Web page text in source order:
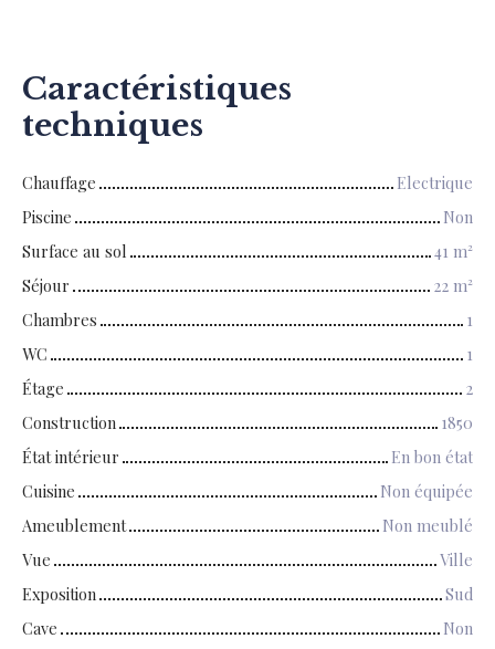
Caractéristiques
techniques
Chauffage
Electrique
Piscine
Non
Surface au sol
41 m²
Séjour
22 m²
Chambres
1
WC
1
Étage
2
Construction
1850
État intérieur
En bon état
Cuisine
Non équipée
Ameublement
Non meublé
Vue
Ville
Exposition
Sud
Cave
Non